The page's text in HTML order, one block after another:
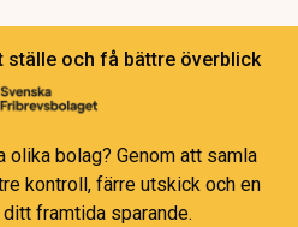
ställe och få bättre överblick
olika bolag? Genom att samla
kontroll, färre utskick och en
framtida sparande.